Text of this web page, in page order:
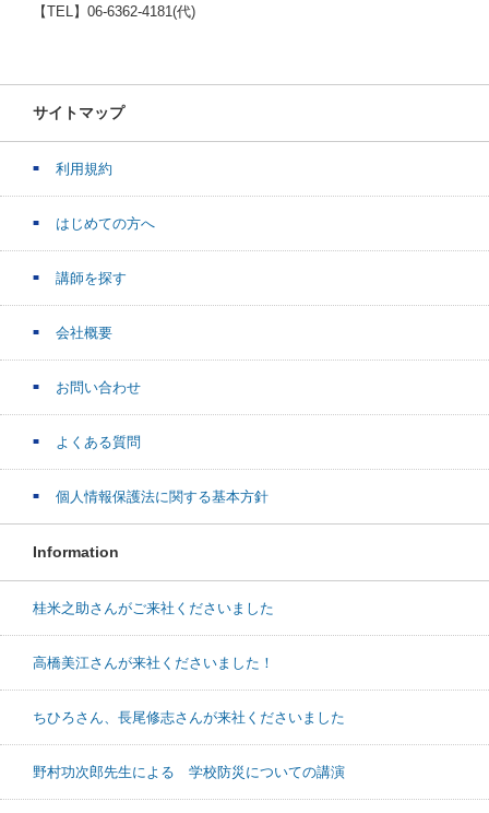
【TEL】06-6362-4181(代)
サイトマップ
利用規約
はじめての方へ
講師を探す
会社概要
お問い合わせ
よくある質問
個人情報保護法に関する基本方針
Information
桂米之助さんがご来社くださいました
高橋美江さんが来社くださいました！
ちひろさん、長尾修志さんが来社くださいました
野村功次郎先生による 学校防災についての講演